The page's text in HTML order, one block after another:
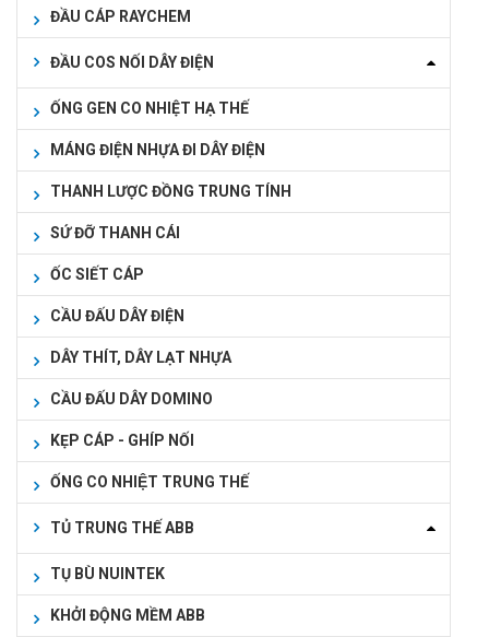
ĐẦU CÁP RAYCHEM
ĐẦU COS NỐI DÂY ĐIỆN
ỐNG GEN CO NHIỆT HẠ THẾ
MÁNG ĐIỆN NHỰA ĐI DÂY ĐIỆN
THANH LƯỢC ĐỒNG TRUNG TÍNH
SỨ ĐỠ THANH CÁI
ỐC SIẾT CÁP
CẦU ĐẤU DÂY ĐIỆN
DÂY THÍT, DÂY LẠT NHỰA
CẦU ĐẤU DÂY DOMINO
KẸP CÁP - GHÍP NỐI
ỐNG CO NHIỆT TRUNG THẾ
TỦ TRUNG THẾ ABB
TỤ BÙ NUINTEK
KHỞI ĐỘNG MỀM ABB